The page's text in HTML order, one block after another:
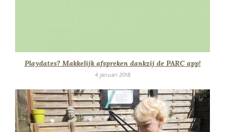
Playdates? Makkelijk afspreken dankzij de PARC app!
4 januari 2018